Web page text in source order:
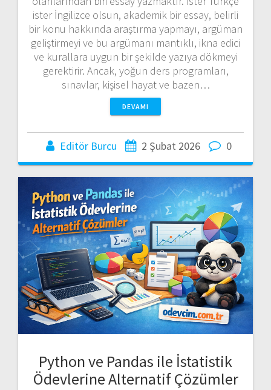
ister İngilizce olsun, akademik bir essay, belirli
bir konu hakkında araştırma yapmayı, argüman
geliştirmeyi ve bu argümanı mantıklı, ikna edici
ve kurallara uygun bir şekilde yazıya dökmeyi
gerektirir. Ancak, yoğun ders programları,
sınavlar, kişisel hayat ve bazen…
DEVAMI
Editör Burcu 2 Şubat 2026 0
Python ve Pandas ile İstatistik
Ödevlerine Alternatif Çözümler